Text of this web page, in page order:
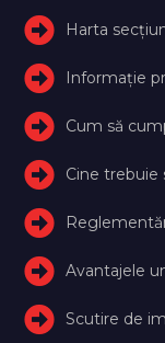
Harta
Informație
Cum să
Cine trebuie
Avantajele
Scutire de